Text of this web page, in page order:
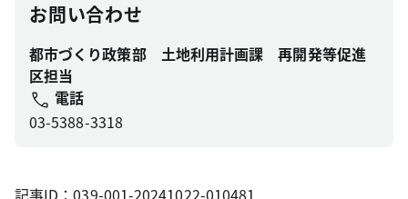
お問い合わせ
都市づくり政策部 土地利用計画課 再開発等促進
区担当
電話
03-5388-3318
記事ID：039-001-20241022-010481